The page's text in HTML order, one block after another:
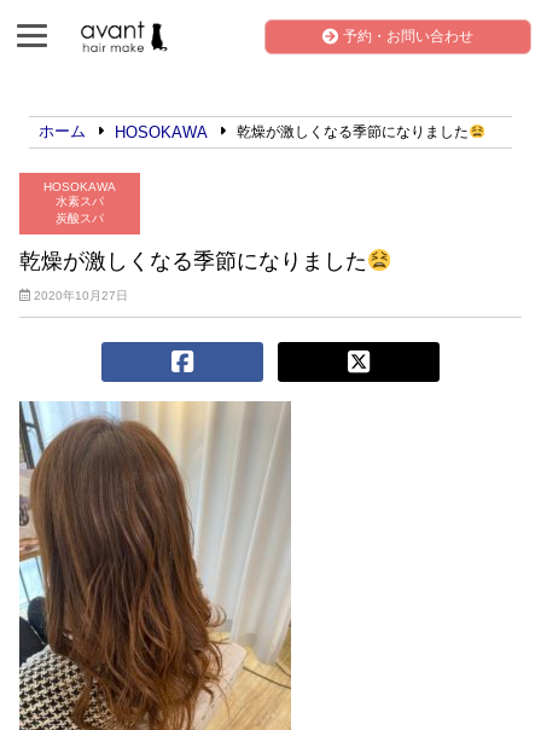
予約・お問い合わせ
ホーム HOSOKAWA 乾燥が激しくなる季節になりました
HOSOKAWA
水素スパ
炭酸スパ
乾燥が激しくなる季節になりました
2020年10月27日